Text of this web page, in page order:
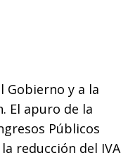
Gobierno y a la
El apuro de la
Públicos
reducción del IVA